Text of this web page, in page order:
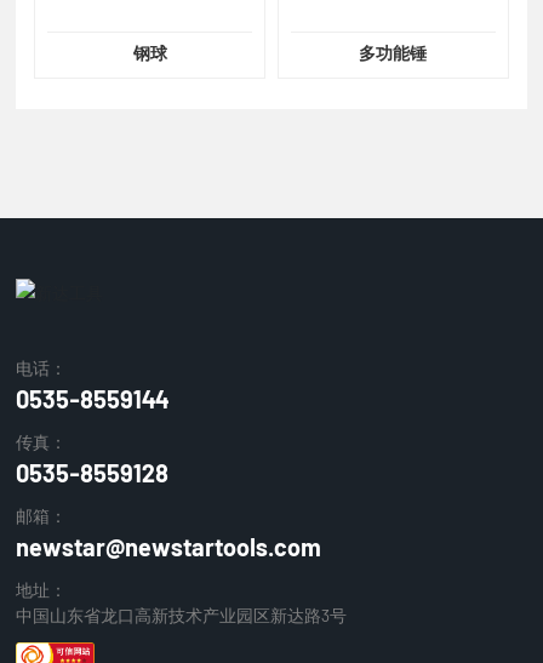
钢球 多功能锤
电话：
0535-8559144
传真：
0535-8559128
邮箱：
newstar@newstartools.com
地址：
中国山东省龙口高新技术产业园区新达路3号